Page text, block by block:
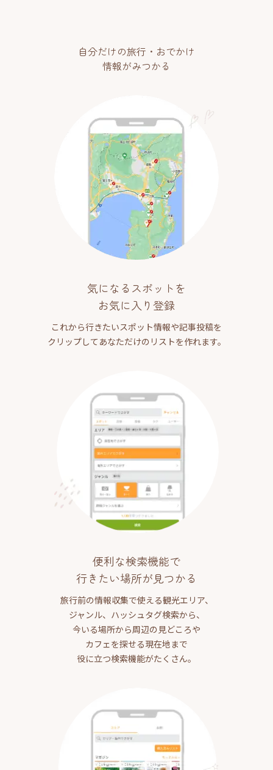
自分だけの旅行・おでかけ
情報がみつかる
気になるスポットを
お気に入り登録
これから行きたいスポット情報や記事投稿を
クリップしてあなただけのリストを作れます。
便利な検索機能で
行きたい場所が見つかる
旅行前の情報収集で使える観光エリア、
ジャンル、ハッシュタグ検索から、
今いる場所から周辺の見どころや
カフェを探せる現在地まで
役に立つ検索機能がたくさん。